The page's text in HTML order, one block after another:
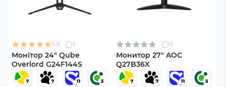
5.0 1
Монітор 24" Qube
Overlord G24F144S
0
Монитор 27" AOC
Q27B36X